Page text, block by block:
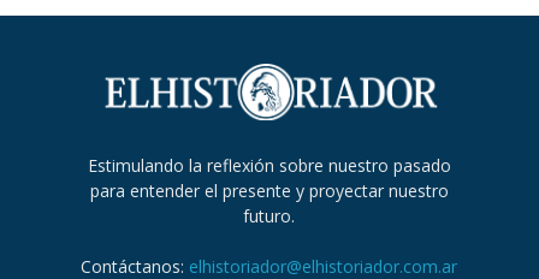
Estimulando la reflexión sobre nuestro pasado
para entender el presente y proyectar nuestro
futuro.
Contáctanos: elhistoriador@elhistoriador.com.ar